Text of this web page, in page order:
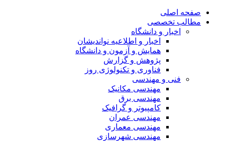
صفحه اصلی
مطالب تخصصی
اخبار و دانشگاه
اخبار و اطلاعیه نواندیشان
همایش و آزمون و دانشگاه
پژوهش و گزارش
فناوری و تکنولوژی روز
فنی و مهندسی
مهندسی مکانیک
مهندسی برق
کامپیوتر و گرافیک
مهندسی عمران
مهندسی معماری
مهندسی شهرسازی